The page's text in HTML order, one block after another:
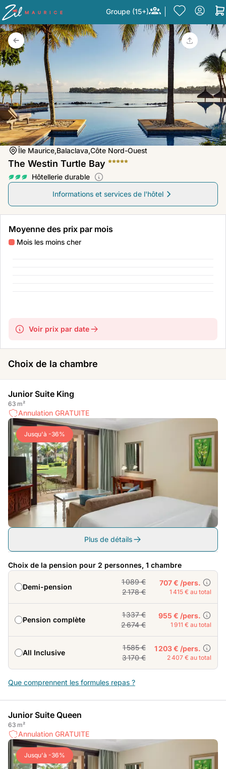
Groupe (15+)
Île Maurice,Balaclava,Côte Nord-Ouest
The Westin Turtle Bay
Hôtellerie durable
Informations et services de l'hôtel
Moyenne des prix par mois
Mois les moins cher
Voir prix par date
Choix de la chambre
Junior Suite King
63 m²
Annulation GRATUITE
Jusqu'à -36%
Plus de détails
Choix de la pension pour 2 personnes, 1 chambre
Demi-pension
1 089 €
2 178 €
707 € /pers.
1 415 € au total
Pension complète
1 337 €
2 674 €
955 € /pers.
1 911 € au total
All Inclusive
1 585 €
3 170 €
1 203 € /pers.
2 407 € au total
Que comprennent les formules repas ?
Junior Suite Queen
63 m²
Annulation GRATUITE
Jusqu'à -36%